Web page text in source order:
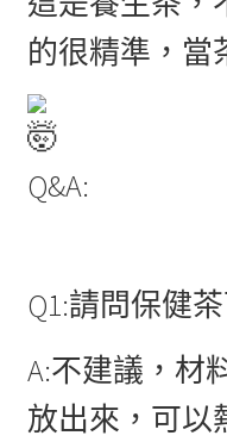
的很精準，當
Q&A:
Q1:請問保健
A:不建議，材
放出來，可以